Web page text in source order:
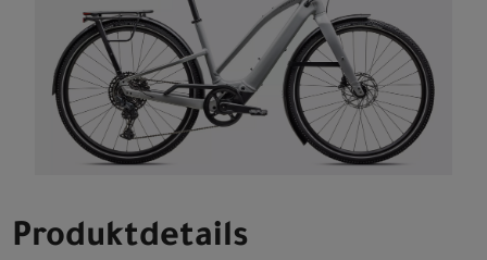
Produktdetails